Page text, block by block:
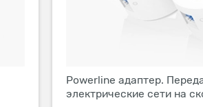
Powerline адаптер.
электрические сети на